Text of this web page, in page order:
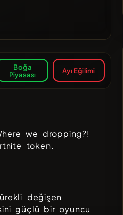
Boğa
Piyasası
Ayı Eğilimi
we dropping?!
token.
değişen
güçlü bir oyuncu